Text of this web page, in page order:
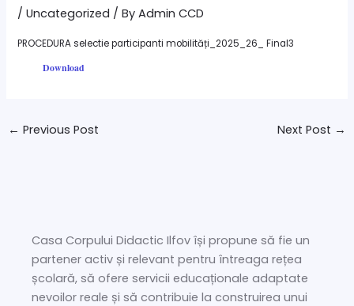
/Uncategorized / ByAdmin CCD
PROCEDURA selectie participanti mobilități_2025_26_ Final3
Download
← Previous Post Next Post →
Casa Corpului Didactic Ilfov își propune să fie un
partener activ și relevant pentru întreaga rețea
școlară, să ofere servicii educaționale adaptate
nevoilor reale și să contribuie la construirea unui